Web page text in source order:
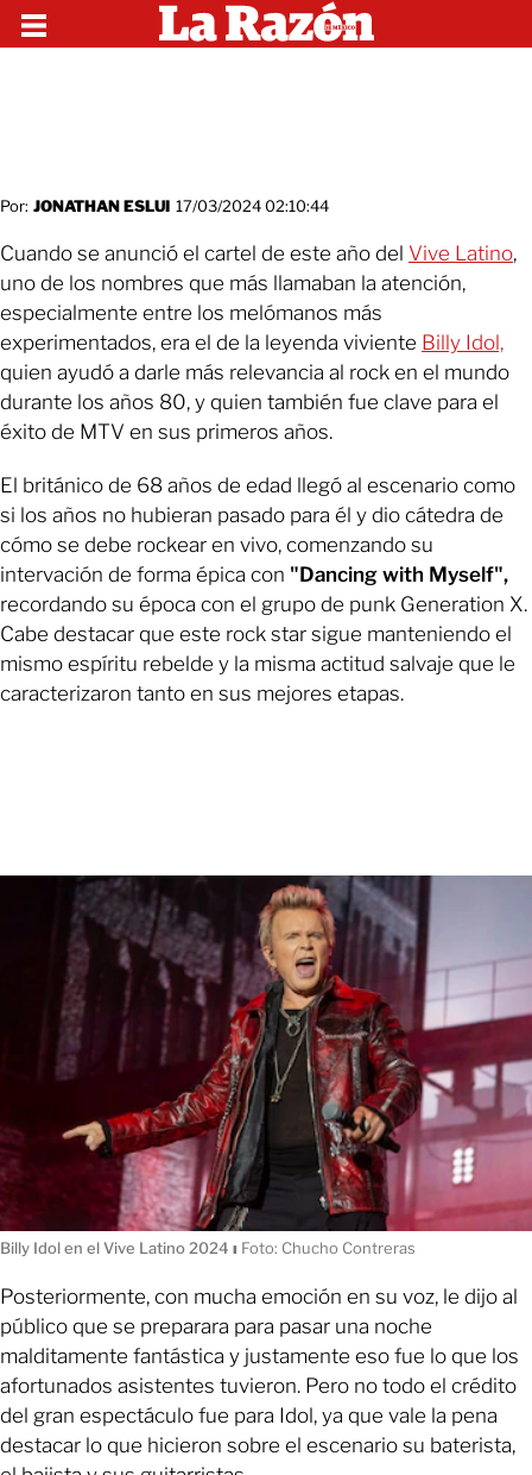
Por: JONATHAN ESLUI 17/03/2024 02:10:44
Cuando se anunció el cartel de este año del Vive Latino,
uno de los nombres que más llamaban la atención,
especialmente entre los melómanos más
experimentados, era el de la leyenda viviente Billy Idol,
quien ayudó a darle más relevancia al rock en el mundo
durante los años 80, y quien también fue clave para el
éxito de MTV en sus primeros años.
El británico de 68 años de edad llegó al escenario como
si los años no hubieran pasado para él y dio cátedra de
cómo se debe rockear en vivo, comenzando su
intervación de forma épica con "Dancing with Myself",
recordando su época con el grupo de punk Generation X.
Cabe destacar que este rock star sigue manteniendo el
mismo espíritu rebelde y la misma actitud salvaje que le
caracterizaron tanto en sus mejores etapas.
Billy Idol en el Vive Latino 2024 ı Foto: Chucho Contreras
Posteriormente, con mucha emoción en su voz, le dijo al
público que se preparara para pasar una noche
malditamente fantástica y justamente eso fue lo que los
afortunados asistentes tuvieron. Pero no todo el crédito
del gran espectáculo fue para Idol, ya que vale la pena
destacar lo que hicieron sobre el escenario su baterista,